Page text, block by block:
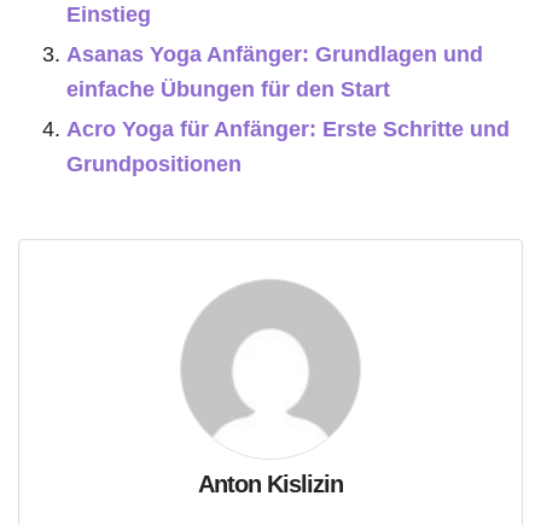
Einstieg
Asanas Yoga Anfänger: Grundlagen und
einfache Übungen für den Start
Acro Yoga für Anfänger: Erste Schritte und
Grundpositionen
Anton Kislizin